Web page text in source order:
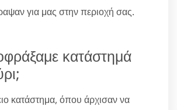
για μας στην περιοχή σας.
κατάστημά
κατάστημα, όπου άρχισαν να